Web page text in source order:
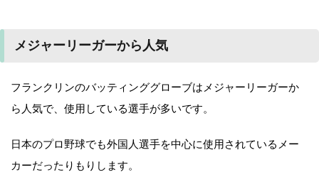
メジャーリーガーから人気
フランクリンのバッティンググローブはメジャーリーガーか
ら人気で、使用している選手が多いです。
日本のプロ野球でも外国人選手を中心に使用されているメー
カーだったりもりします。